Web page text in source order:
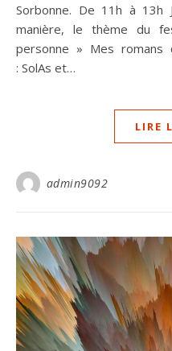
Sorbonne. De 11h à 13h
manière, le thème du
personne » Mes romans
: SolAs et…
LIRE
admin9092